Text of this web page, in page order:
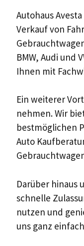
Autohaus
Verkauf von
BMW, Audi und
Ihnen mit
Ein weiterer
nehmen. Wir
bestmöglichen
Auto
Darüber hinaus
schnelle
nutzen und
uns ganz